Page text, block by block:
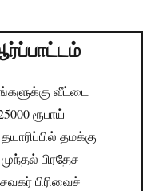
வீட்டை
ரூபாய்
தமக்கு
பிரதேச
பிரிவைச்